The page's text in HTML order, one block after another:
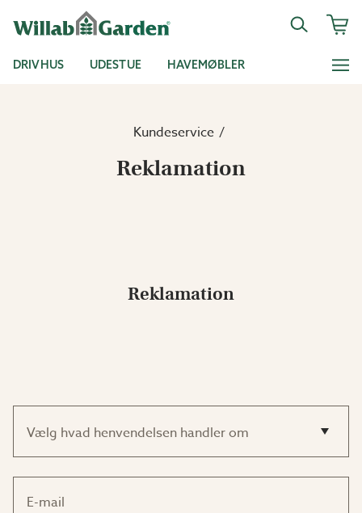
DRIVHUS UDESTUE HAVEMØBLER
Kundeservice
Reklamation
Reklamation
Vælg hvad henvendelsen handler om
E-mail